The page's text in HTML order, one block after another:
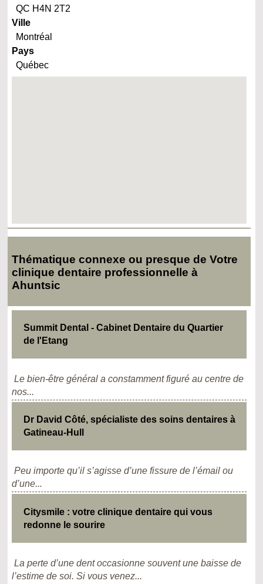
QC H4N 2T2
Ville
Montréal
Pays
Québec
Thématique connexe ou presque de Votre
clinique dentaire professionnelle à
Ahuntsic
Summit Dental - Cabinet Dentaire du Quartier
de l'Etang
Le bien-être général a constamment figuré au centre de
nos...
Dr David Côté, spécialiste des soins dentaires à
Gatineau-Hull
Peu importe qu’il s’agisse d’une fissure de l’émail ou
d’une...
Citysmile : votre clinique dentaire qui vous
redonne le sourire
La perte d’une dent occasionne souvent une baisse de
l’estime de soi. Si vous venez...